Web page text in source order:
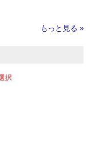
もっと見る »
択